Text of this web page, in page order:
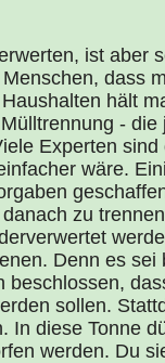
ist aber
dass
hält
-
Experten
wäre.
zu
Denn es
beschlossen,
sollen.
In diese Tonne
werden. Du